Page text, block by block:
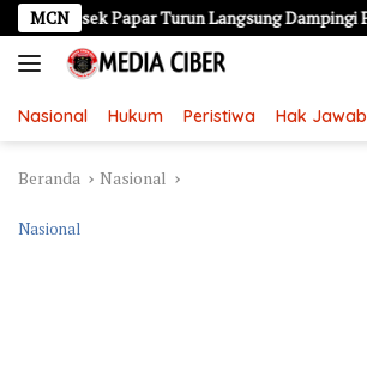
Langsung
ke
konten
MCNPapar Turun Langsung Dampingi Peternak
Nasional Hukum Peristiwa Hak Jawab
Beranda Nasional
Nasional